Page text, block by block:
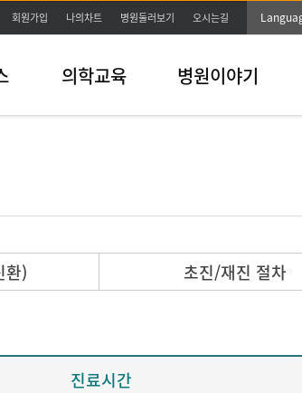
회원가입 나의차트 병원둘러보기 오시는길
의학교육 병원이야기
환) 초진/재진 절차
진료시간